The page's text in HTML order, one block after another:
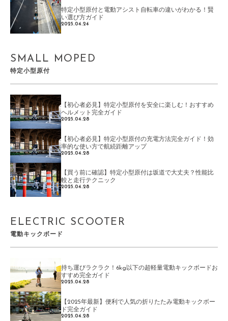
特定小型原付と電動アシスト自転車の違いがわかる！賢
い選び方ガイド
2025.04.24
SMALL MOPED
特定小型原付
【初心者必見】特定小型原付を安全に楽しむ！おすすめ
ヘルメット完全ガイド
2025.04.28
【初心者必見】特定小型原付の充電方法完全ガイド！効
率的な使い方で航続距離アップ
2025.04.28
【買う前に確認】特定小型原付は坂道で大丈夫？性能比
較と走行テクニック
2025.04.28
ELECTRIC SCOOTER
電動キックボード
持ち運びラクラク！6kg以下の超軽量電動キックボードお
すすめ完全ガイド
2025.04.28
【2025年最新】便利で人気の折りたたみ電動キックボー
ド完全ガイド
2025.04.28